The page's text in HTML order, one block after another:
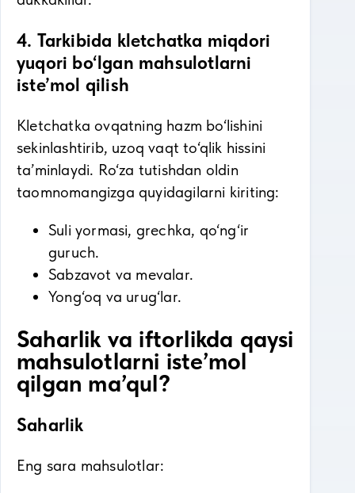
4. Tarkibida kletchatka miqdori
yuqori bo‘lgan mahsulotlarni
iste’mol qilish
Kletchatka ovqatning hazm bo‘lishini
sekinlashtirib, uzoq vaqt to‘qlik hissini
ta’minlaydi. Ro‘za tutishdan oldin
taomnomangizga quyidagilarni kiriting:
Suli yormasi, grechka, qo‘ng‘ir
guruch.
Sabzavot va mevalar.
Yong‘oq va urug‘lar.
Saharlik va iftorlikda qaysi
mahsulotlarni iste’mol
qilgan ma’qul?
Saharlik
Eng sara mahsulotlar: